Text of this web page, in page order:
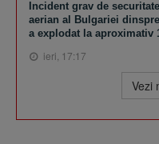
Incident grav de
aerian al Bulgariei
a explodat la aproximativ
ieri, 17:17
Vezi